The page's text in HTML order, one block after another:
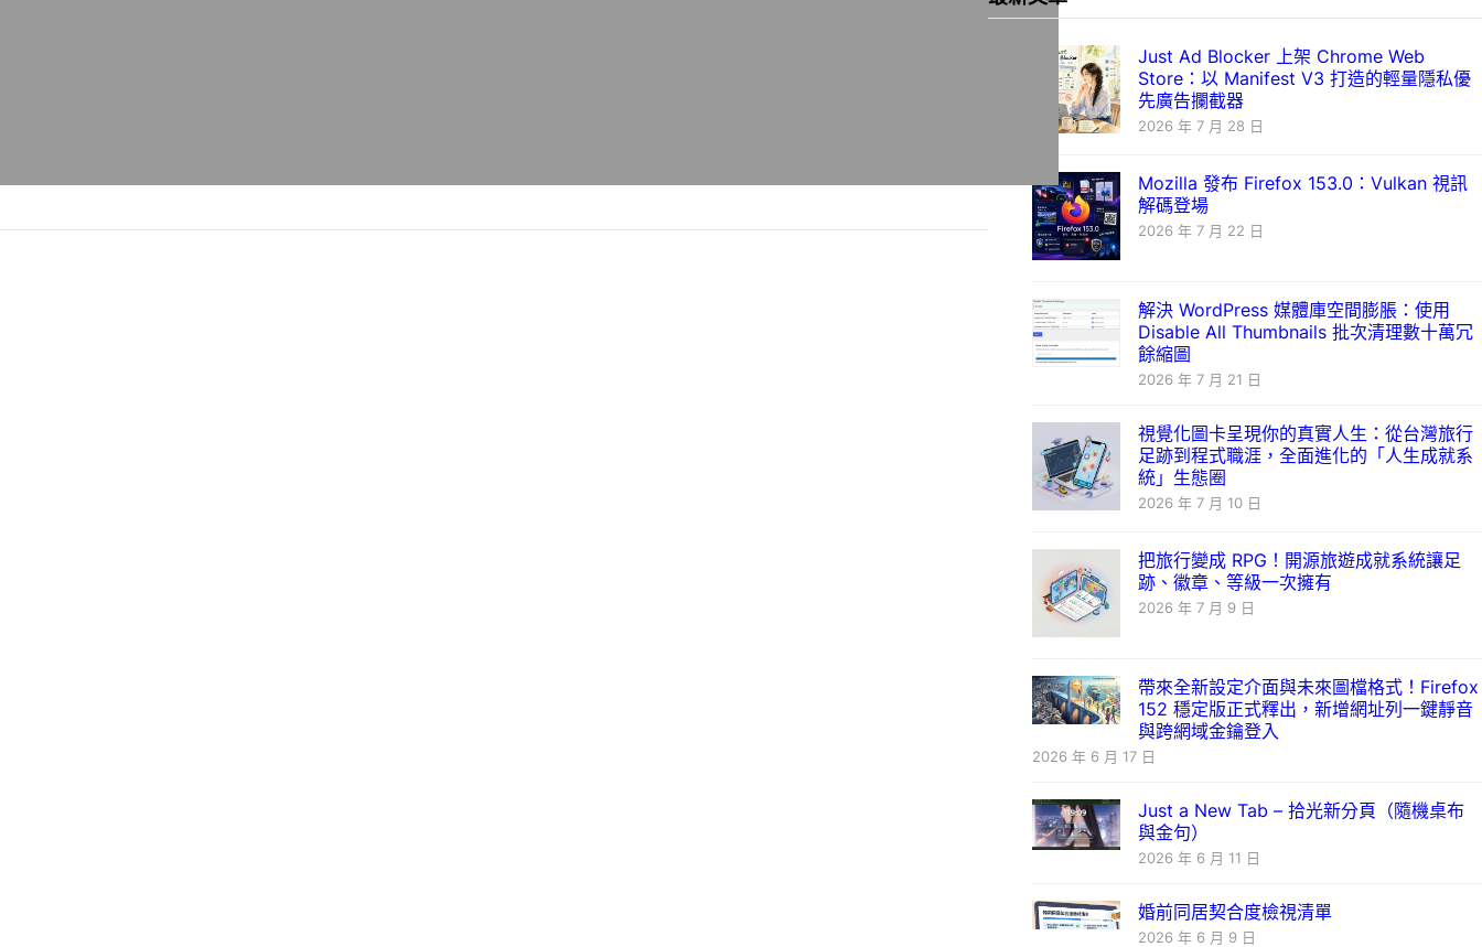
Just Ad Blocker 上架 Chrome Web
Store：以 Manifest V3 打造的輕量隱私優
先廣告攔截器
2026 年 7 月 28 日
Mozilla 發布 Firefox 153.0：Vulkan 視訊
解碼登場
2026 年 7 月 22 日
解決 WordPress 媒體庫空間膨脹：使用
Disable All Thumbnails 批次清理數十萬冗
餘縮圖
2026 年 7 月 21 日
視覺化圖卡呈現你的真實人生：從台灣旅行
足跡到程式職涯，全面進化的「人生成就系
統」生態圈
2026 年 7 月 10 日
把旅行變成 RPG！開源旅遊成就系統讓足
跡、徽章、等級一次擁有
2026 年 7 月 9 日
帶來全新設定介面與未來圖檔格式！Firefox
152 穩定版正式釋出，新增網址列一鍵靜音
與跨網域金鑰登入
2026 年 6 月 17 日
Just a New Tab – 拾光新分頁（隨機桌布
與金句）
2026 年 6 月 11 日
婚前同居契合度檢視清單
2026 年 6 月 9 日